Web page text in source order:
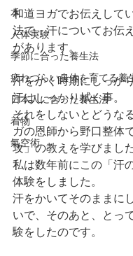
本
人体実験
季節に合った養生法
疲れづらい身体を育てる養
日本人に合った養生法
着物
氣空術
和道ヨガでお伝えして
法で、汗についてお伝
があります。
汗をかく時期にしっか
汗はしっかり拭く事。
それをしないとどうな
ガの恩師から野口整体
攻」の教えを学びました
私は数年前にこの「汗
体験をしました。
汗をかいてそのままに
いで、そのあと、とっ
験をしたのです。